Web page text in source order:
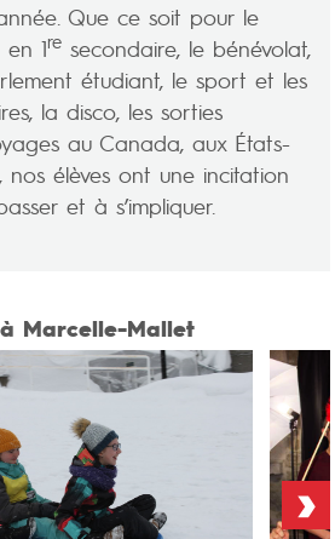
Marcelle-Mallet
›
Que ce soit pour le
1re secondaire, le bénévolat,
étudiant, le sport et les
la disco, les sorties
au Canada, aux États-
nos élèves ont une incitation
et à s’impliquer.